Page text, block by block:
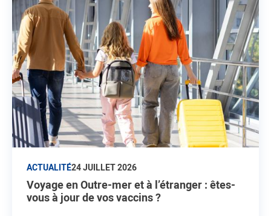
ACTUALITÉ24 JUILLET 2026
Voyage en Outre-mer et à l’étranger : êtes-
vous à jour de vos vaccins ?